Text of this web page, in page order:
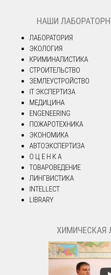
НАШИ
ЛАБОРАТОРИЯ
ЭКОЛОГИЯ
КРИМИНАЛИСТИКА
СТРОИТЕЛЬСТВО
ЗЕМЛЕУСТРОЙСТВО
IT ЭКСПЕРТИЗА
МЕДИЦИНА
ENGENEERING
ПОЖАРОТЕХНИКА
ЭКОНОМИКА
АВТОЭКСПЕРТИЗА
О Ц Е Н К А
ТОВАРОВЕДЕНИЕ
ЛИНГВИСТИКА
INTELLECT
LIBRARY
ХИМИЧЕСКАЯ